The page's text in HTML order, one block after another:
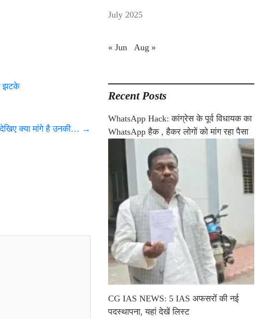
झटके
क्या मांगे है उनकी… →
July 2025
« Jun Aug »
Recent Posts
WhatsApp Hack: कांग्रेस के पूर्व विधायक का
WhatsApp हैक , हैकर लोगों को मांग रहा पैसा
CG IAS NEWS: 5 IAS अफसरों की नई
पदस्थापना, यहां देखें लिस्ट